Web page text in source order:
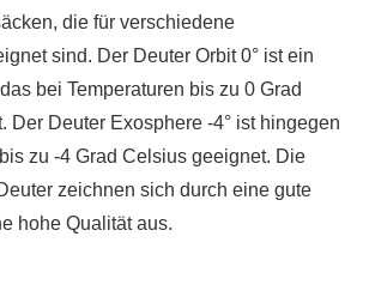
die für verschiedene
sind. Der Deuter Orbit 0° ist ein
bei Temperaturen bis zu 0 Grad
Der Deuter Exosphere -4° ist hingegen
zu -4 Grad Celsius geeignet. Die
zeichnen sich durch eine gute
hohe Qualität aus.